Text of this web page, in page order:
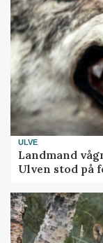
ULVE
Landmand
Ulven stod på